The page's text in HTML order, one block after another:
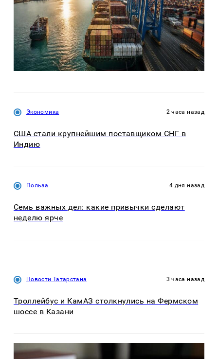
Экономика 2 часа назад
США стали крупнейшим поставщиком СНГ в
Индию
Польза 4 дня назад
Семь важных дел: какие привычки сделают
неделю ярче
Новости Татарстана 3 часа назад
Троллейбус и КамАЗ столкнулись на Фермском
шоссе в Казани